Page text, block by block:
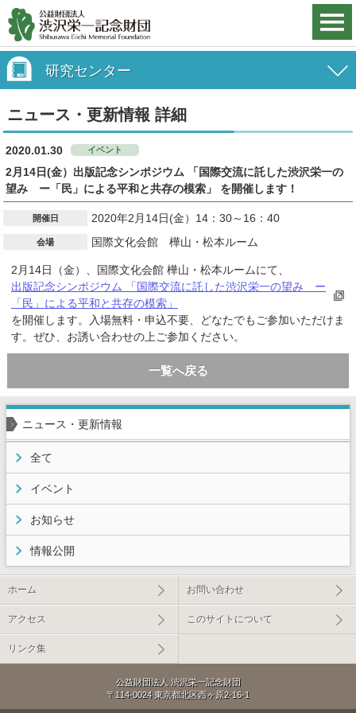
研究センター
ニュース・更新情報 詳細
2020.01.30 イベント
2月14日(金）出版記念シンポジウム 「国際交流に託した渋沢栄一の
望み ー「民」による平和と共存の模索」 を開催します！
開催日 2020年2月14日(金）14：30～16：40
会場 国際文化会館 樺山・松本ルーム
2月14日（金）、国際文化会館 樺山・松本ルームにて、
出版記念シンポジウム 「国際交流に託した渋沢栄一の望み ー
「民」による平和と共存の模索」
を開催します。入場無料・申込不要、どなたでもご参加いただけま
す。ぜひ、お誘い合わせの上ご参加ください。
一覧へ戻る
ニュース・更新情報
全て
イベント
お知らせ
情報公開
ホーム お問い合わせ
アクセス このサイトについて
リンク集
公益財団法人 渋沢栄一記念財団
〒114-0024 東京都北区西ヶ原2-16-1